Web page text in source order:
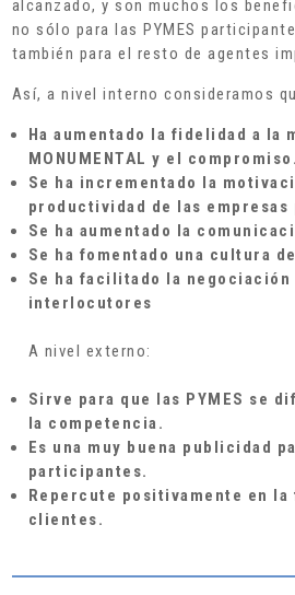
alcanzado, y son muchos los
no sólo para las PYMES
también para el resto de agentes
Así, a nivel interno consideramos
Ha aumentado la fidelidad a la
MONUMENTAL y el compromiso.
Se ha incrementado la
productividad de las
Se ha aumentado la
Se ha fomentado una cultura
Se ha facilitado la negociación
interlocutores
A nivel externo:
Sirve para que las PYMES se
la competencia.
Es una muy buena publicidad
participantes.
Repercute positivamente en
clientes.